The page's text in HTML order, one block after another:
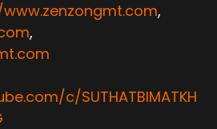
,
,
c/SUTHATBIMATKH